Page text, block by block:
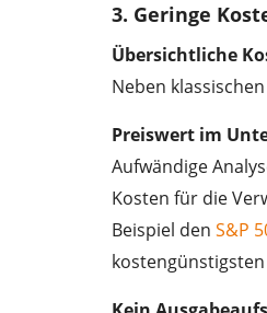
3. Geringe
Übersichtliche
Neben
Preiswert im
Aufwändige
Kosten für die
Beispiel den S&P